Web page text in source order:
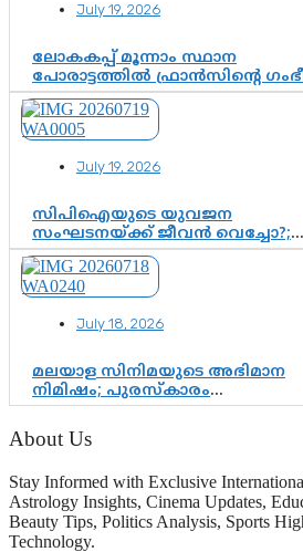
ഘടകത്തോട് അതൃപ്തി
July 19, 2026
ലോകകപ്പ് മൂന്നാം സ്ഥാന
പോരാട്ടത്തിൽ ഫ്രാൻസിന്റെ
തിരിച്ചുവരവ്; ഗോൾവേട്ടയിൽ
മെസ്സിയെ മറികടന്ന് എംബാപ്പെ
July 19, 2026
സിപിഐയുടെ യുവജന
സംഘടനയ്ക്ക് ജീവൻ വെച്ചോ?;
ജിസ്മോന്റെ വിമർശനം
ഇരട്ടത്താപ്പെന്ന് ചർച്ച
July 18, 2026
മലയാള സിനിമയുടെ അഭിമാന
നിമിഷം; പുരസ്‌കാരം
ആഘോഷമാകട്ടെ, മികവ്
About Us
Stay Informed with Exclusive
Astrology Insights, Cinema Updates,
Beauty Tips, Politics Analysis, Sports
Technology.